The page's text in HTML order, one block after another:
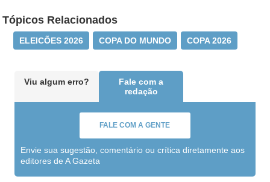
Tópicos Relacionados
ELEICÕES 2026 COPA DO MUNDO COPA 2026
Viu algum erro?
Fale com a
redação
FALE COM A GENTE
Envie sua sugestão, comentário ou crítica diretamente aos
editores de A Gazeta